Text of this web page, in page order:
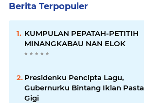
Berita Terpopuler
KUMPULAN PEPATAH-PETITIH
MINANGKABAU NAN ELOK
Presidenku Pencipta Lagu,
Gubernurku Bintang Iklan Pasta
Gigi